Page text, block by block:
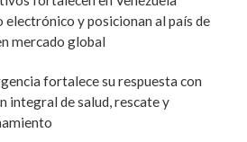
electrónico y posicionan al país de
mercado global
fortalece su respuesta con
integral de salud, rescate y